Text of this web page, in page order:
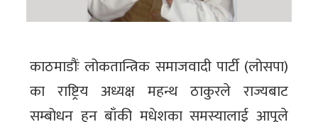
काठमाडौंः लोकतान्त्रिक समाजवादी पार्टी (लोसपा)
का राष्ट्रिय अध्यक्ष महन्थ ठाकुरले राज्यबाट
सम्बोधन हुन बाँकी मधेशका समस्यालाई आपूले